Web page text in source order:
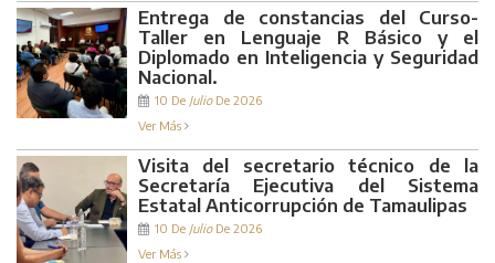
Entrega de constancias del Curso-
Taller en Lenguaje R Básico y el
Diplomado en Inteligencia y Seguridad
Nacional.
10 De JulioDe 2026
Ver Más
Visita del secretario técnico de la
Secretaría Ejecutiva del Sistema
Estatal Anticorrupción de Tamaulipas
10 De JulioDe 2026
Ver Más